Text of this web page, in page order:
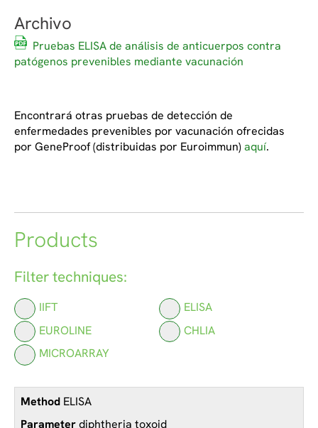
Archivo
Pruebas ELISA de análisis de anticuerpos contra
patógenos prevenibles mediante vacunación
Encontrará otras pruebas de detección de
enfermedades prevenibles por vacunación ofrecidas
por GeneProof (distribuidas por Euroimmun)aquí.
Products
Filter techniques:
IIFT
ELISA
EUROLINE
CHLIA
MICROARRAY
ELISA
diphtheria toxoid